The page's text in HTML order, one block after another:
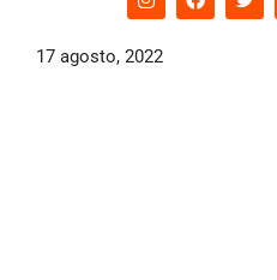
17 agosto, 2022